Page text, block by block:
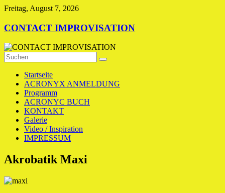
Zum
springen
Freitag, August 7, 2026
CONTACT IMPROVISATION
Startseite
ACRONYX ANMELDUNG
Programm
ACRONYC BUCH
KONTAKT
Galerie
Video / Inspiration
IMPRESSUM
Akrobatik Maxi